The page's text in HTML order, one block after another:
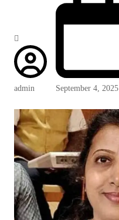
admin September 4, 2025